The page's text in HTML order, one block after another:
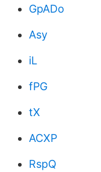
GpADo
Asy
iL
fPG
tX
ACXP
RspQ